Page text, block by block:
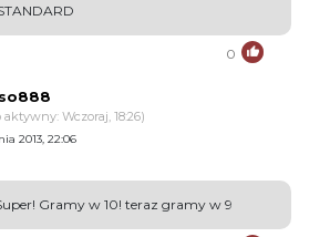
0
Wczoraj, 18:26)
2013, 22:06
Gramy w 10! teraz gramy w 9